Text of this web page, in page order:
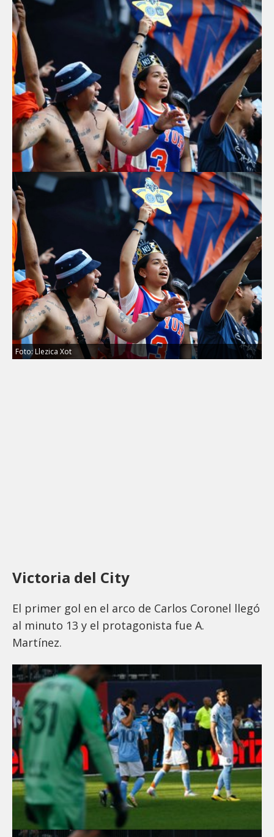
Foto: Llezica Xot
Victoria del City
El primer gol en el arco de Carlos Coronel llegó
al minuto 13 y el protagonista fue A.
Martínez.